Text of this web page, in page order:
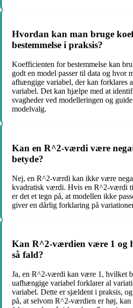
Hvordan kan man bruge
bestemmelse i praksis?
Koefficienten for bestemmelse kan
godt en model passer til data og hvor
afhængige variabel, der kan forklares
variabel. Det kan hjælpe med at
svagheder ved modelleringen og
modelvalg.
Kan en R^2-værdi være
betyde?
Nej, en R^2-værdi kan ikke være
kvadratisk værdi. Hvis en R^2-værdi
er det et tegn på, at modellen ikke
giver en dårlig forklaring på
Kan R^2-værdien være 1 og
så fald?
Ja, en R^2-værdi kan være 1, hvilket
uafhængige variabel forklarer al
variabel. Dette er sjældent i praksis,
på, at selvom R^2-værdien er høj,